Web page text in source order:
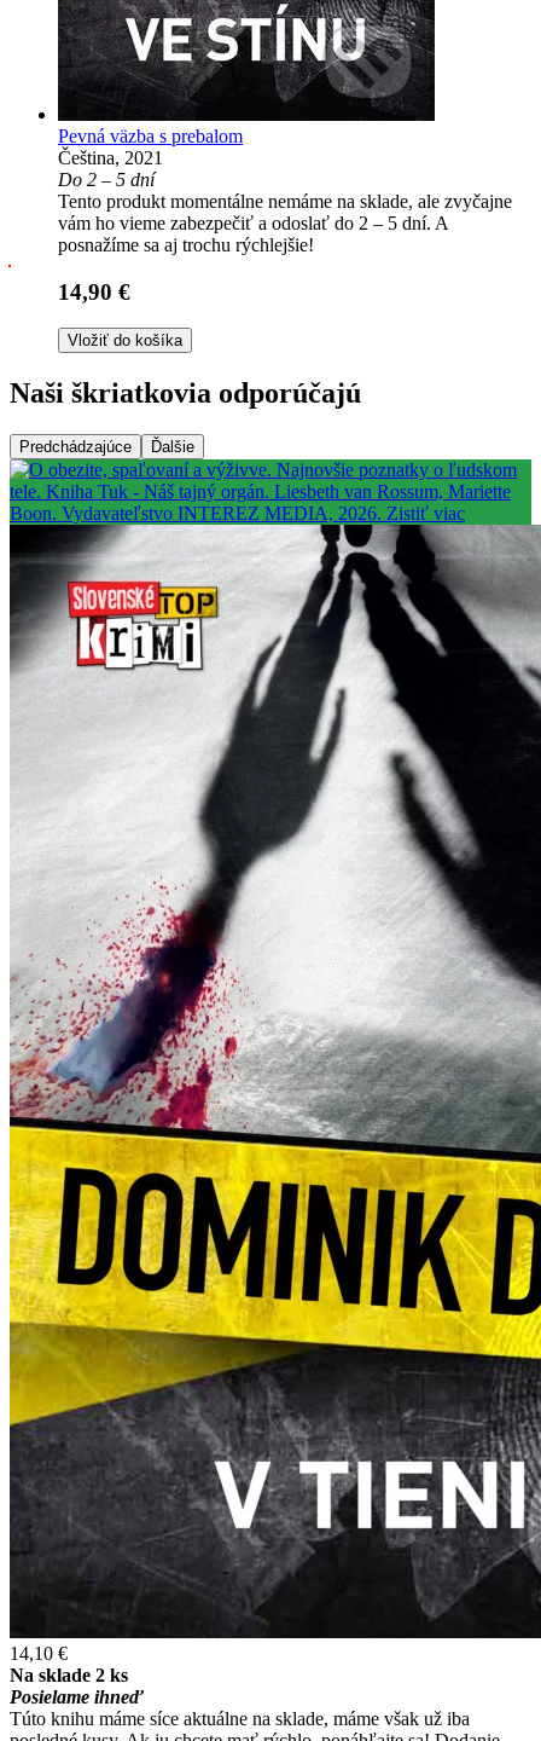
Pevná väzba s prebalom
Čeština, 2021
Do 2 – 5 dní
Tento produkt momentálne nemáme na sklade, ale zvyčajne
vám ho vieme zabezpečiť a odoslať do 2 – 5 dní. A
posnažíme sa aj trochu rýchlejšie!
14,90 €
Vložiť do košíka
Naši škriatkovia odporúčajú
Predchádzajúce Ďalšie
14,10 €
Na sklade 2 ks
Posielame ihneď
Túto knihu máme síce aktuálne na sklade, máme však už iba